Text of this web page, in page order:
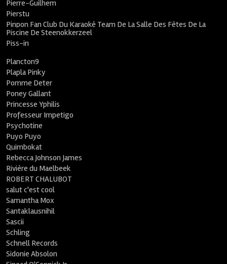
Pierre-Guilhem
Pierstu
Pinpon Fan Club Du Karaoké Team De La Salle Des Fêtes De La
Piscine De Steenokkerzeel
Piss-in
Plancton9
Plapla Pinky
Pomme Deter
Poney Gallant
Princesse Yphilis
Professeur Impetigo
Psychotine
Puyo Puyo
Quimbokat
Rebecca Johnson James
Rivière du Maelbeek
ROBERT CHALUBOT
salut c'est cool
Samantha Mox
Santaklausnihil
Sascii
Schling
Schnell Records
Sidonie Absolon